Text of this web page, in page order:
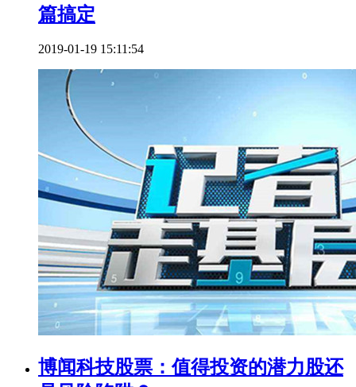
篇搞定
2019-01-19 15:11:54
博闻科技股票：值得投资的潜力股还